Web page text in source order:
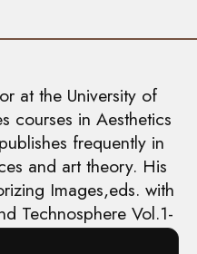
at the University of
courses in Aesthetics
frequently in
and art theory. His
Images,eds. with
Technosphere Vol.1-